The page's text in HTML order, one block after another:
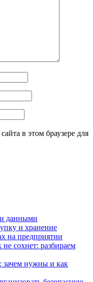
в этом браузере для
данными
и хранение
на предприятии
сохнет: разбираем
нужны и как